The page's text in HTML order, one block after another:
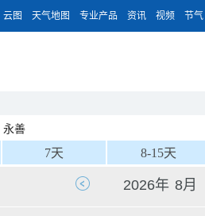
云图 天气地图 专业产品 资讯 视频 节气
永善
7天 8-15天